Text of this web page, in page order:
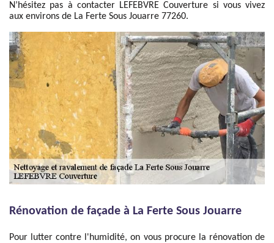
N’hésitez pas à contacter LEFEBVRE Couverture si vous vivez
aux environs de La Ferte Sous Jouarre 77260.
Rénovation de façade à La Ferte Sous Jouarre
Pour lutter contre l'humidité, on vous procure la rénovation de